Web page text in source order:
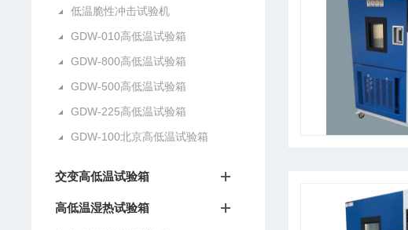
低温脆性冲击试验机
GDW-010高低温试验箱
GDW-800高低温试验箱
GDW-500高低温试验箱
GDW-225高低温试验箱
GDW-100北京高低温试验箱
交变高低温试验箱
高低温湿热试验箱